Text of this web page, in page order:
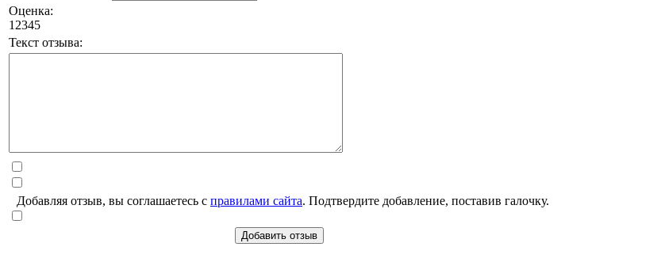
Оценка:
1 2345
Текст отзыва:
Добавляя отзыв, вы соглашаетесь с правилами сайта. Подтвердите добавление, поставив галочку.
Добавить отзыв